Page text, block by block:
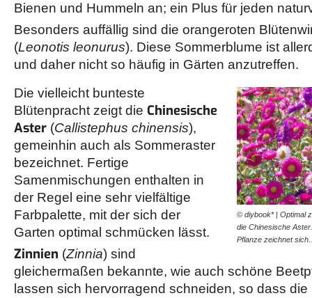
Bienen und Hummeln an; ein Plus für jeden
Besonders auffällig sind die orangeroten
(Leonotis leonurus). Diese Sommerblume ist
und daher nicht so häufig in Gärten anzutreffen.
© diybook* | Optimal
die Chinesische
Pflanze zeichnet
Die vielleicht bunteste
Blütenpracht zeigt die Chinesische
Aster (Callistephus chinensis),
gemeinhin auch als Sommeraster
bezeichnet. Fertige
Samenmischungen enthalten in
der Regel eine sehr vielfältige
Farbpalette, mit der sich der
Garten optimal schmücken lässt.
Zinnien (Zinnia) sind
gleichermaßen bekannte, wie auch schöne
lassen sich hervorragend schneiden, so dass